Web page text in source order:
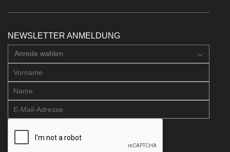
NEWSLETTER ANMELDUNG
Anrede wahlen